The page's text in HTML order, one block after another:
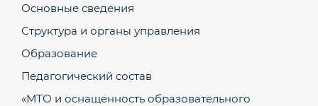
Основные сведения
Структура и органы управления
Образование
Педагогический состав
«МТО и оснащенность образовательного